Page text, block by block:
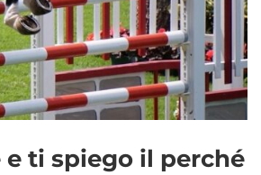
e ti spiego il perché